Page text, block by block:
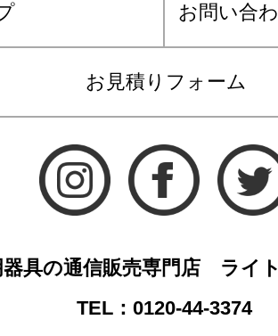
お問い合
お見積りフォーム
器具の通信販売専門店 ライ
TEL：0120-44-3374